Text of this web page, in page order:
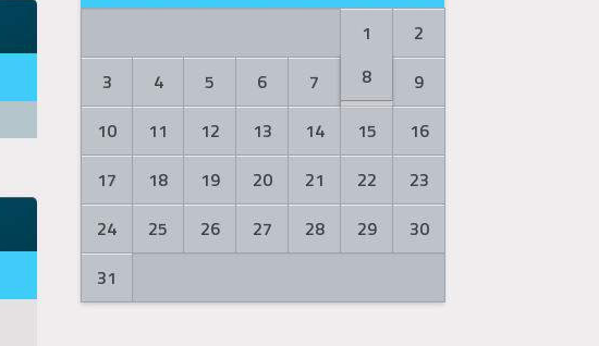
1
2
3
4 5 6 7 8
9
10
11 12 13 14 15
16
17
18 19 20 21 22
23
24
25 26 27 28 29
30
31